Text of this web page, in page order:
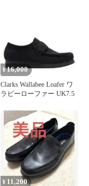
¥16,000
Clarks Wallabee Loafer ワ
ラビーローファー UK7.5
¥ 11,200